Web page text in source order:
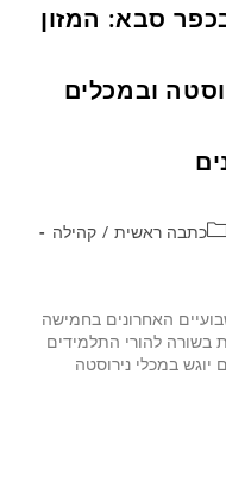
סבא: המזון
ובמכלים
כתבה ראשית / קהילה
האחרונים בחמישה
בשורה להורי התלמידים
יוגש במכלי נירוסטה